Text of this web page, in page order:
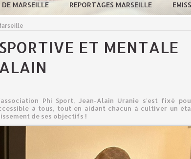
DE MARSEILLE REPORTAGES MARSEILLE
ET MENTALE
Phi Sport, Jean-Alain Uranie s'est fixé
à tous, tout en aidant chacun à cultiver un
de ses objectifs !